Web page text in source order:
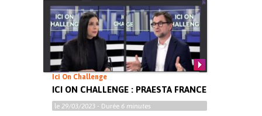
Ici On Challenge
ICI ON CHALLENGE : PRAESTA FRANCE
le 29/03/2023 - Durée 6 minutes